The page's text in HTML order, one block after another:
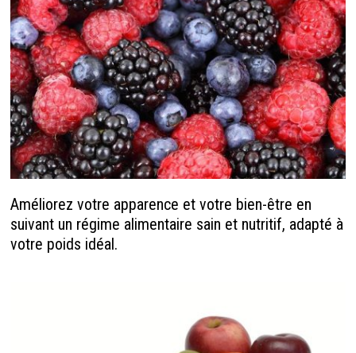
Améliorez votre apparence et votre bien-être en
suivant un régime alimentaire sain et nutritif, adapté à
votre poids idéal.